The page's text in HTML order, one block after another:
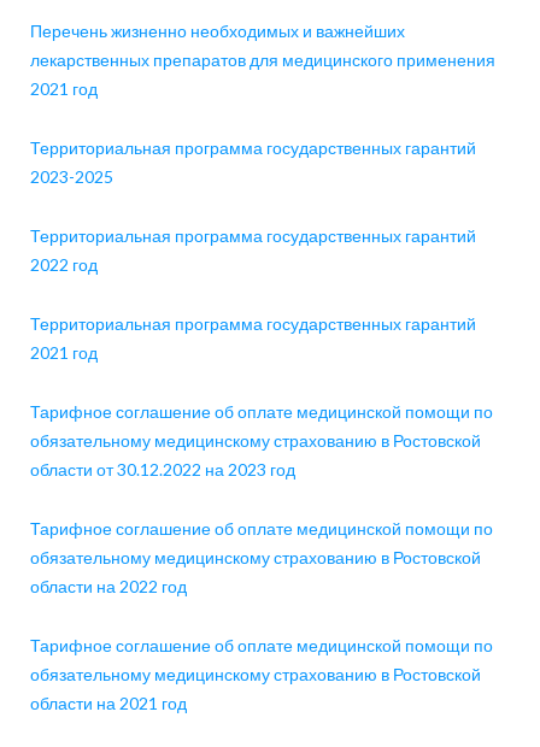
Перечень жизненно необходимых и важнейших
лекарственных препаратов для медицинского применения
2021 год
Территориальная программа государственных гарантий
2023-2025
Территориальная программа государственных гарантий
2022 год
Территориальная программа государственных гарантий
2021 год
Тарифное соглашение об оплате медицинской помощи по
обязательному медицинскому страхованию в Ростовской
области от 30.12.2022 на 2023 год
Тарифное соглашение об оплате медицинской помощи по
обязательному медицинскому страхованию в Ростовской
области на 2022 год
Тарифное соглашение об оплате медицинской помощи по
обязательному медицинскому страхованию в Ростовской
области на 2021 год